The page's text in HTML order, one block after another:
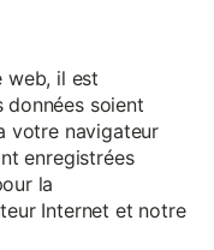
web, il est
données soient
votre navigateur
enregistrées
la
Internet et notre